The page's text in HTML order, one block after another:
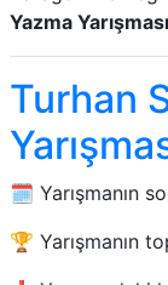
Yazma Yarışması
Turhan
🗓️ Yarışmanın
🏆 Yarışmanın